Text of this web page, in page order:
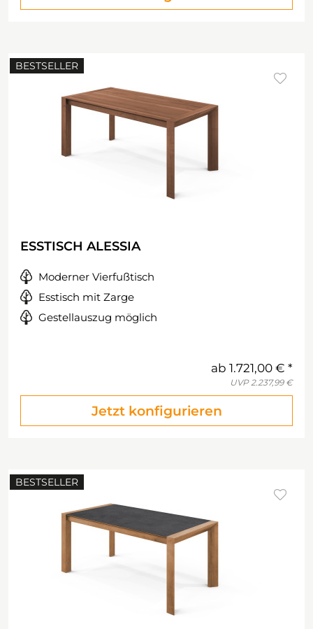
BESTSELLER
ESSTISCH ALESSIA
Moderner Vierfußtisch
Esstisch mit Zarge
Gestellauszug möglich
ab 1.721,00 €
UVP 2.237,99 €
Jetzt konfigurieren
BESTSELLER